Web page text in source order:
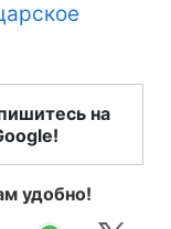
на
удобно!